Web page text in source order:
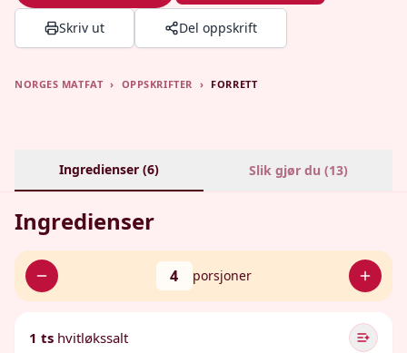
Skriv ut Del oppskrift
NORGES MATFAT › OPPSKRIFTER › FORRETT
Ingredienser (6) Slik gjør du (13)
Ingredienser
4 porsjoner
1 ts hvitløkssalt